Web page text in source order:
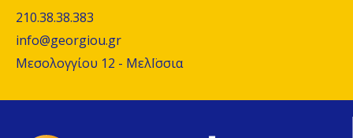
210.38.38.383
info@georgiou.gr
Μεσολογγίου 12 - ΜελΪσσια